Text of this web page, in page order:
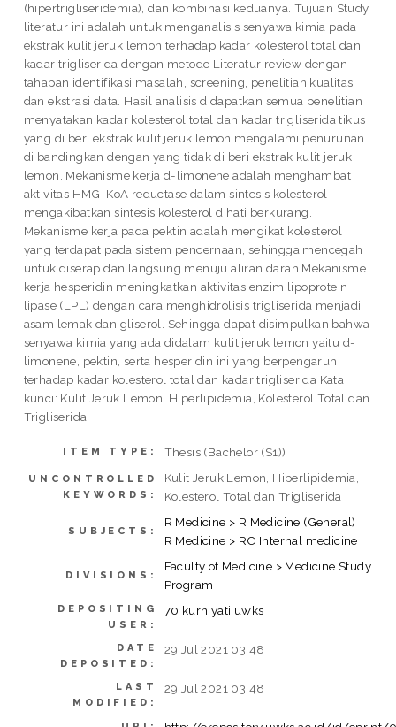
(hipertrigliseridemia), dan kombinasi keduanya. Tujuan Study
literatur ini adalah untuk menganalisis senyawa kimia pada
ekstrak kulit jeruk lemon terhadap kadar kolesterol total dan
kadar trigliserida dengan metode Literatur review dengan
tahapan identifikasi masalah, screening, penelitian kualitas
dan ekstrasi data. Hasil analisis didapatkan semua penelitian
menyatakan kadar kolesterol total dan kadar trigliserida tikus
yang di beri ekstrak kulit jeruk lemon mengalami penurunan
di bandingkan dengan yang tidak di beri ekstrak kulit jeruk
lemon. Mekanisme kerja d-limonene adalah menghambat
aktivitas HMG-KoA reductase dalam sintesis kolesterol
mengakibatkan sintesis kolesterol dihati berkurang.
Mekanisme kerja pada pektin adalah mengikat kolesterol
yang terdapat pada sistem pencernaan, sehingga mencegah
untuk diserap dan langsung menuju aliran darah Mekanisme
kerja hesperidin meningkatkan aktivitas enzim lipoprotein
lipase (LPL) dengan cara menghidrolisis trigliserida menjadi
asam lemak dan gliserol. Sehingga dapat disimpulkan bahwa
senyawa kimia yang ada didalam kulit jeruk lemon yaitu d-
limonene, pektin, serta hesperidin ini yang berpengaruh
terhadap kadar kolesterol total dan kadar trigliserida Kata
kunci: Kulit Jeruk Lemon, Hiperlipidemia, Kolesterol Total dan
Trigliserida
ITEM TYPE: Thesis (Bachelor (S1))
UNCONTROLLED
KEYWORDS:
Kulit Jeruk Lemon, Hiperlipidemia,
Kolesterol Total dan Trigliserida
SUBJECTS:
R Medicine > R Medicine (General)
R Medicine > RC Internal medicine
DIVISIONS:
Faculty of Medicine > Medicine Study
Program
DEPOSITING
USER:
70 kurniyati uwks
DATE
DEPOSITED:
29 Jul 2021 03:48
LAST
MODIFIED:
29 Jul 2021 03:48